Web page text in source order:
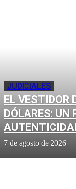
JUDICIALES
EL VESTIDOR
DÓLARES:
7 de agosto de 2026